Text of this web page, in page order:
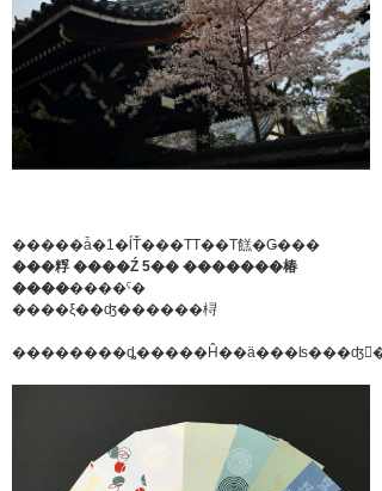
�����ǡ�1�ĺŤ���ΤΤ��Τ餻�Ǥ���
���粰 ����Ź 5�� �������椿
��������ˤ�
����ξ��ʤ������桪